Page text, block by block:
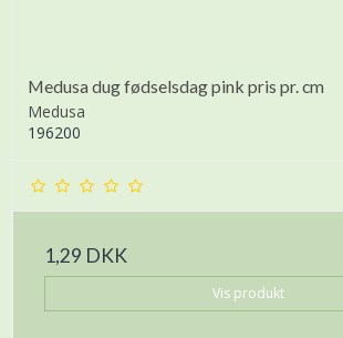
Medusa dug fødselsdag pink pris pr. cm
Medusa
196200
1,29 DKK
Vis produkt